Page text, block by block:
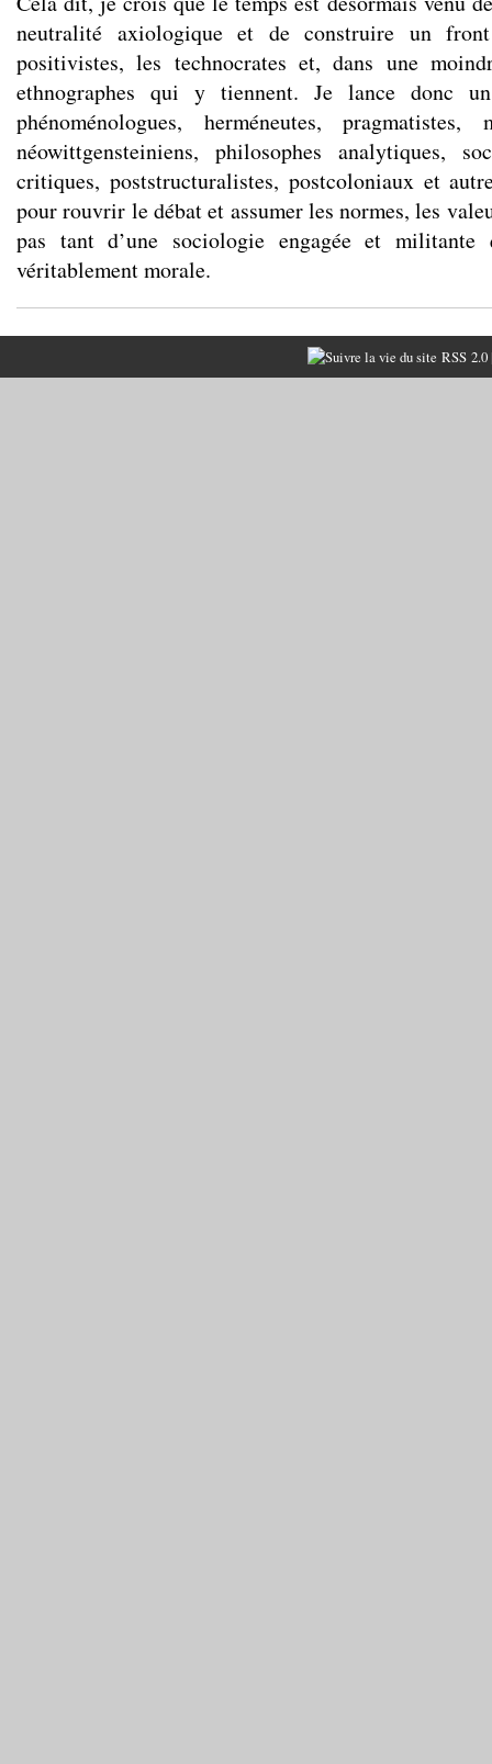
neutralité axiologique et de construire un
positivistes, les technocrates et, dans une
ethnographes qui y tiennent. Je lance donc
phénoménologues, herméneutes, pragmatistes,
néowittgensteiniens, philosophes analytiques,
critiques, poststructuralistes, postcoloniaux et
pour rouvrir le débat et assumer les normes, les
pas tant d’une sociologie engagée et militante
véritablement morale.
RSS 2.0